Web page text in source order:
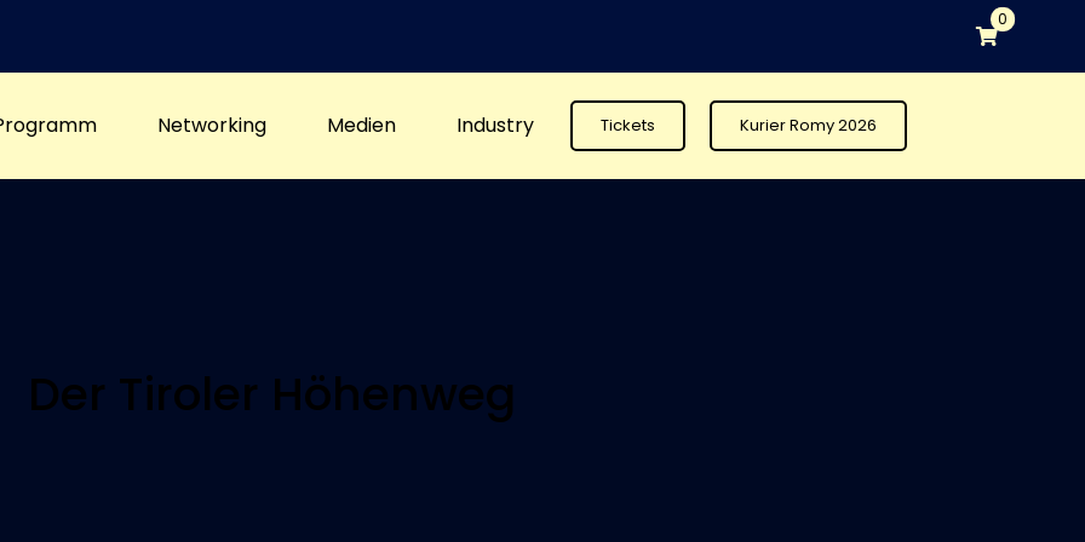
0
Networking Medien Industry Tickets Kurier Romy 2026
Der Tiroler Höhenweg